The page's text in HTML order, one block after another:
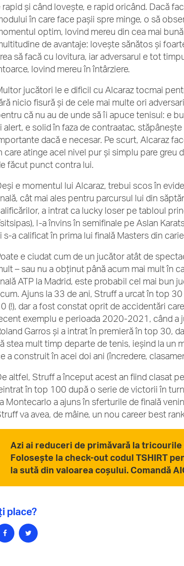
rapid și când lovește, e rapid oricând. Dacă
în care face pașii spre minge, o să
optim, lovind mereu din cea mai
de avantaje: lovește sănătos și
să facă cu lovitura, iar adversarul e tot
lovind mereu în întârziere.
jucători le e dificil cu Alcaraz tocmai
nicio fisură și de cele mai multe ori
că nu au de unde să îi apuce tenisul: e
alert, e solid în faza de contraatac,
dacă e necesar. Pe scurt, Alcaraz
care atinge acel nivel pur și simplu pare greu
făcut punct contra lui.
e momentul lui Alcaraz, trebui scos în
cât mai ales pentru parcursul lui din
a intrat ca lucky loser pe tabloul
l-a învins în semifinale pe Aslan
s-a calificat în prima lui finală Masters din
e ciudat cum de un jucător atât de
– sau nu a obținut până acum mai mult în
ATP la Madrid, este probabil cel mai bun
Ajuns la 33 de ani, Struff a urcat în top
(!), dar a fost constat oprit de accidentări
exemplu e perioada 2020-2021, când a
Garros și a intrat în premieră în top 30,
stea mult timp departe de tenis, ieșind la
a construit în acei doi ani (încredere,
altfel, Struff a început acest an fiind clasat
în top 100 după o serie de victorii în
Montecarlo a ajuns în sferturile de finală
va avea, de mâine, un nou career best
Azi ai reduceri de primăvară la tricourile
Folosește la check-out codul TSHIRT
la sută din valoarea coșului. Comandă
place?